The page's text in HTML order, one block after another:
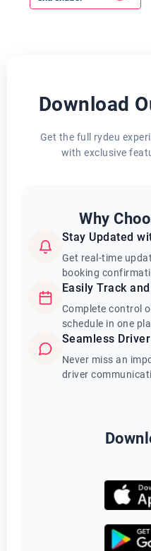
Download
Get the full rydeu
with exclusive
Why
Stay Updated
Get real-time
booking
Easily Track
Complete control
schedule in one
Seamless
Never miss an
driver